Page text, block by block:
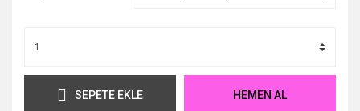
SEPETE EKLE HEMEN AL